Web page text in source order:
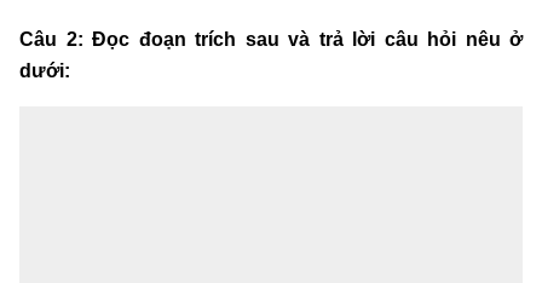
Câu 2: Đọc đoạn trích sau và trả lời câu hỏi nêu ở
dưới: